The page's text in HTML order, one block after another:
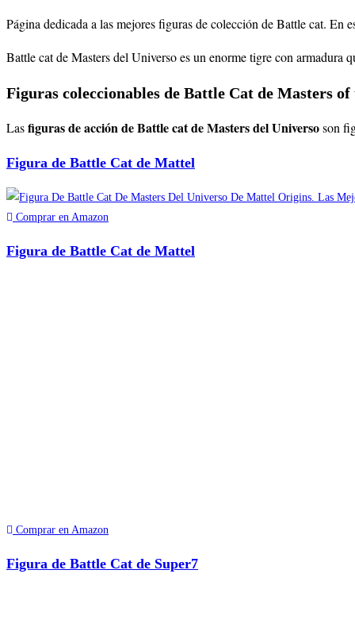
Página dedicada a las mejores figuras de colección de Battle cat.
Battle cat de Masters del Universo es un enorme tigre con armadura
Figuras coleccionables de Battle Cat de Masters
Lasfiguras de acción deBattle catde Masters del Universoson
Figura de Battle Cat de Mattel
Comprar en Amazon
Figura de Battle Cat de Mattel
Comprar en Amazon
Figura de Battle Cat de Super7